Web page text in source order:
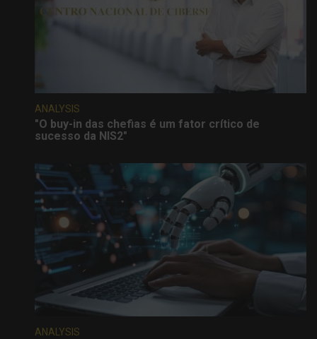
ANALYSIS
"O buy-in das chefias é um fator crítico de
sucesso da NIS2"
ANALYSIS